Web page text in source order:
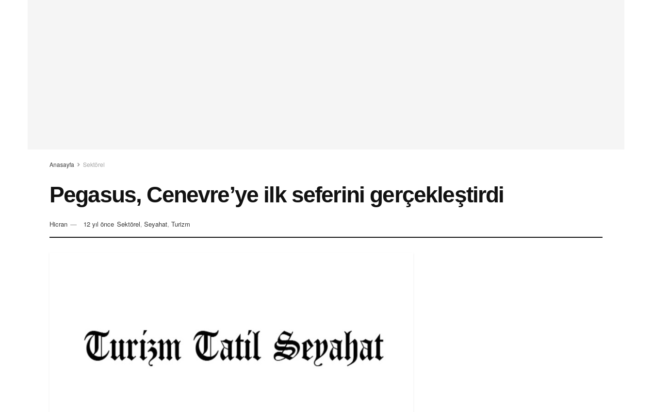
Anasayfa Sektörel
Pegasus, Cenevre’ye ilk seferini gerçekleştirdi
Hicran 12 yıl önce Sektörel, Seyahat, Turizm